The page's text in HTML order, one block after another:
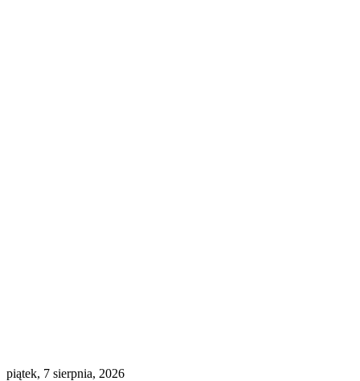
piątek, 7 sierpnia, 2026